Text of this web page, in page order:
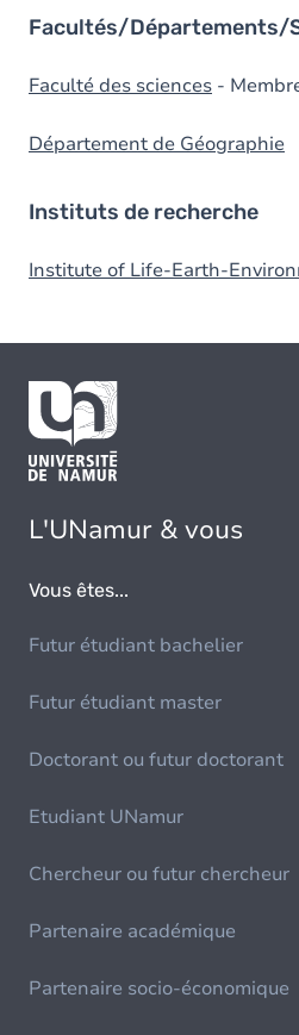
Facultés/Départements/
Faculté des sciences -
Département de Géographie
Instituts de recherche
Institute of Life-Earth-
L'UNamur & vous
Vous êtes...
Futur étudiant bachelier
Futur étudiant master
Doctorant ou futur doctorant
Etudiant UNamur
Chercheur ou futur chercheur
Partenaire académique
Partenaire socio-économique